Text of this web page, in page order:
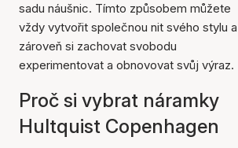
sadu náušnic. Tímto způsobem můžete
vždy vytvořit společnou nit svého stylu a
zároveň si zachovat svobodu
experimentovat a obnovovat svůj výraz.
Proč si vybrat náramky
Hultquist Copenhagen